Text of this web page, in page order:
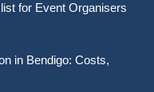
for Event Organisers
in Bendigo: Costs,